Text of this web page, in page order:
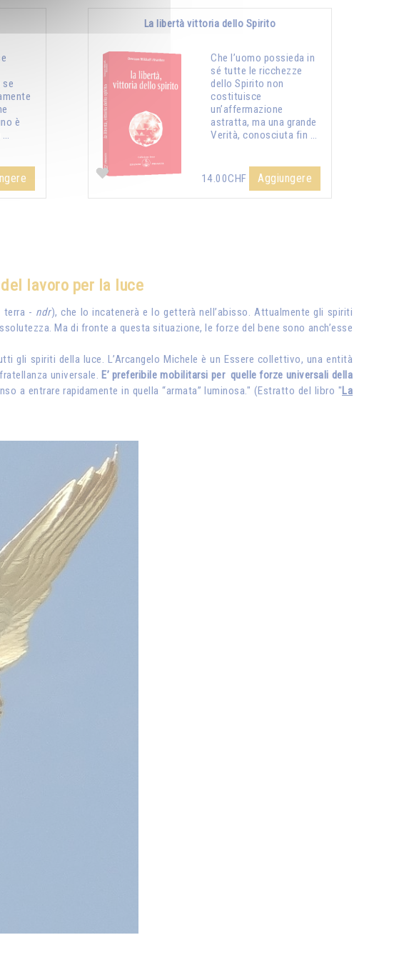
se
è
…
La libertà vittoria dello Spirito
Che l’uomo possieda in
sé tutte le ricchezze
dello Spirito non
costituisce
un’affermazione
astratta, ma una grande
Verità, conosciuta fin …
14.00CHF Aggiungere
lavoro per la luce
terra - ndr), che lo incatenerà e lo getterà nell’abisso. Attualmente gli spiriti
Ma di fronte a questa situazione, le forze del bene sono anch’esse
gli spiriti della luce. L’Arcangelo Michele è un Essere collettivo, una entità
universale. E’ preferibile mobilitarsi per quelle forze universali della
a entrare rapidamente in quella “armata” luminosa." (Estratto del libro "La